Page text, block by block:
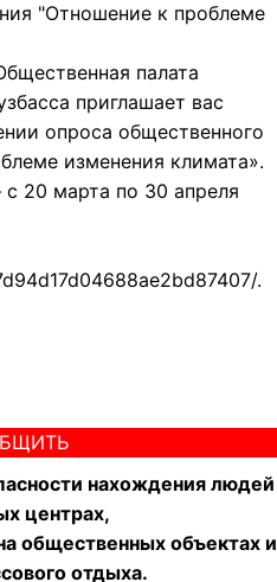
"Отношение к проблеме
палата
приглашает вас
опроса общественного
изменения климата».
20 марта по 30 апреля
.
нахождения людей
центрах,
общественных объектах и
отдыха.